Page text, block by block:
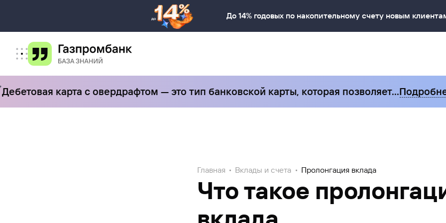
До 14% годовых по накопительному счету новым
карта с овердрафтом — это тип банковской карты, которая позволяет…Подробнее
Главная Вклады и счета Пролонгация вклада
Что такое